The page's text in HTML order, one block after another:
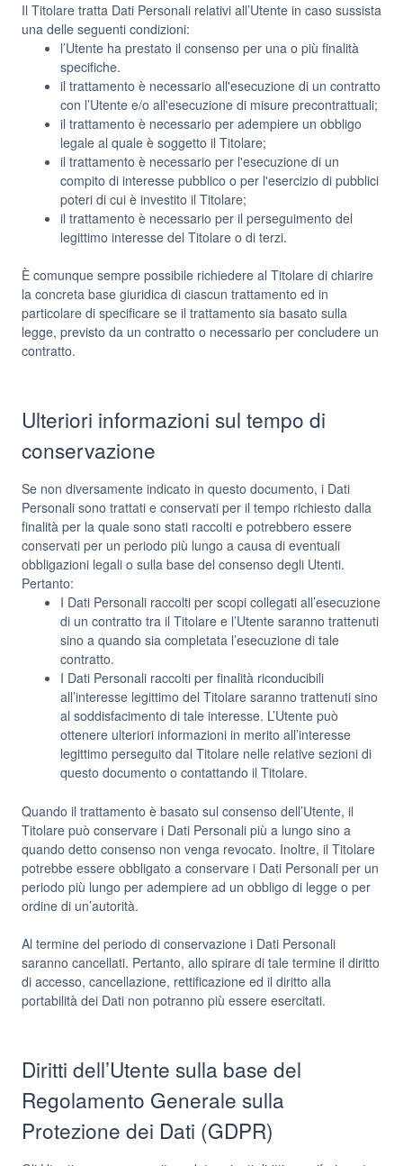
Il Titolare tratta Dati Personali relativi all’Utente in caso sussista
una delle seguenti condizioni:
l’Utente ha prestato il consenso per una o più finalità
specifiche.
il trattamento è necessario all'esecuzione di un contratto
con l’Utente e/o all'esecuzione di misure precontrattuali;
il trattamento è necessario per adempiere un obbligo
legale al quale è soggetto il Titolare;
il trattamento è necessario per l'esecuzione di un
compito di interesse pubblico o per l'esercizio di pubblici
poteri di cui è investito il Titolare;
il trattamento è necessario per il perseguimento del
legittimo interesse del Titolare o di terzi.
È comunque sempre possibile richiedere al Titolare di chiarire
la concreta base giuridica di ciascun trattamento ed in
particolare di specificare se il trattamento sia basato sulla
legge, previsto da un contratto o necessario per concludere un
contratto.
Ulteriori informazioni sul tempo di
conservazione
Se non diversamente indicato in questo documento, i Dati
Personali sono trattati e conservati per il tempo richiesto dalla
finalità per la quale sono stati raccolti e potrebbero essere
conservati per un periodo più lungo a causa di eventuali
obbligazioni legali o sulla base del consenso degli Utenti.
Pertanto:
I Dati Personali raccolti per scopi collegati all’esecuzione
di un contratto tra il Titolare e l’Utente saranno trattenuti
sino a quando sia completata l’esecuzione di tale
contratto.
I Dati Personali raccolti per finalità riconducibili
all’interesse legittimo del Titolare saranno trattenuti sino
al soddisfacimento di tale interesse. L’Utente può
ottenere ulteriori informazioni in merito all’interesse
legittimo perseguito dal Titolare nelle relative sezioni di
questo documento o contattando il Titolare.
Quando il trattamento è basato sul consenso dell’Utente, il
Titolare può conservare i Dati Personali più a lungo sino a
quando detto consenso non venga revocato. Inoltre, il Titolare
potrebbe essere obbligato a conservare i Dati Personali per un
periodo più lungo per adempiere ad un obbligo di legge o per
ordine di un’autorità.
Al termine del periodo di conservazione i Dati Personali
saranno cancellati. Pertanto, allo spirare di tale termine il diritto
di accesso, cancellazione, rettificazione ed il diritto alla
portabilità dei Dati non potranno più essere esercitati.
Diritti dell’Utente sulla base del
Regolamento Generale sulla
Protezione dei Dati (GDPR)